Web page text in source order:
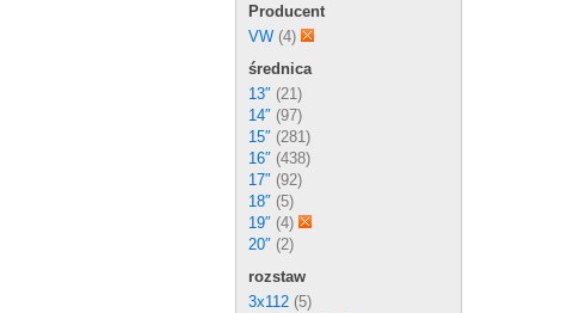
Producent
VW (4)
średnica
13″ (21)
14″ (97)
15″ (281)
16″ (438)
17″ (92)
18″ (5)
19″ (4)
20″ (2)
rozstaw
3x112 (5)